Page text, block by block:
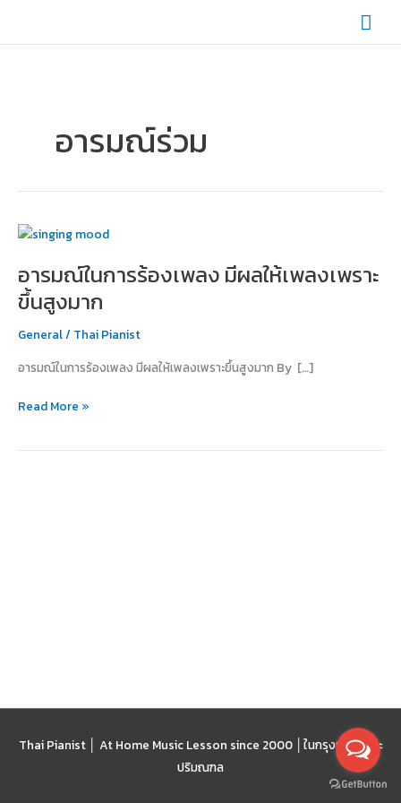
content
อารมณ์ร่วม
อารมณ์ในการร้องเพลง มีผลให้เพลงเพราะ
ขึ้นสูงมาก
General/ Thai Pianist
อารมณ์ในการร้องเพลง มีผลให้เพลงเพราะขึ้นสูงมาก By […]
อารมณ์
การ
ร้อง
เพลง
มี
ให้
เพราะ
สูง
Read More »
Thai Pianist │ At Home Music Lesson since 2000 │ ในกรุงเทพฯ และ
ปริมณฑล